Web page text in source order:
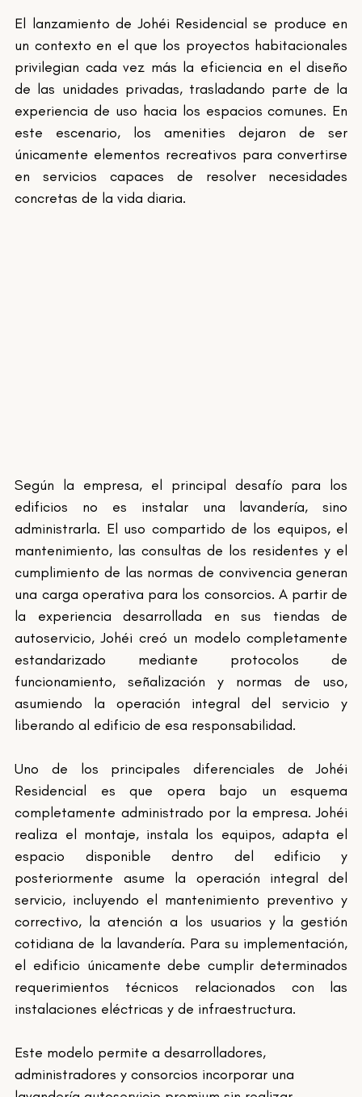
El lanzamiento de Johéi Residencial se produce en
un contexto en el que los proyectos habitacionales
privilegian cada vez más la eficiencia en el diseño
de las unidades privadas, trasladando parte de la
experiencia de uso hacia los espacios comunes. En
este escenario, los amenities dejaron de ser
únicamente elementos recreativos para convertirse
en servicios capaces de resolver necesidades
concretas de la vida diaria.
Según la empresa, el principal desafío para los
edificios no es instalar una lavandería, sino
administrarla. El uso compartido de los equipos, el
mantenimiento, las consultas de los residentes y el
cumplimiento de las normas de convivencia generan
una carga operativa para los consorcios. A partir de
la experiencia desarrollada en sus tiendas de
autoservicio, Johéi creó un modelo completamente
estandarizado mediante protocolos de
funcionamiento, señalización y normas de uso,
asumiendo la operación integral del servicio y
liberando al edificio de esa responsabilidad.
Uno de los principales diferenciales de Johéi
Residencial es que opera bajo un esquema
completamente administrado por la empresa. Johéi
realiza el montaje, instala los equipos, adapta el
espacio disponible dentro del edificio y
posteriormente asume la operación integral del
servicio, incluyendo el mantenimiento preventivo y
correctivo, la atención a los usuarios y la gestión
cotidiana de la lavandería. Para su implementación,
el edificio únicamente debe cumplir determinados
requerimientos técnicos relacionados con las
instalaciones eléctricas y de infraestructura.
Este modelo permite a desarrolladores,
administradores y consorcios incorporar una